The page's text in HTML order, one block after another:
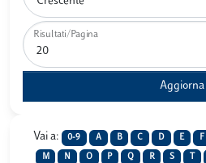
Risultati/Pagina
Vai a: 0-9 A B C D E F
M N O P Q R S